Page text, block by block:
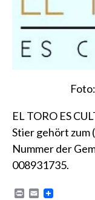
Foto:
EL TORO ES
Stier gehört zum
Nummer der
008931735.
P
E